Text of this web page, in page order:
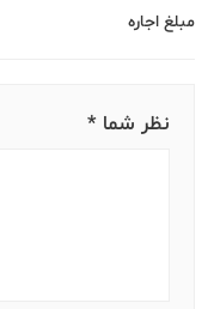
مبلغ اجاره
نظر شما *